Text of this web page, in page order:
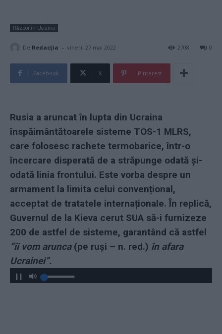
Război în Ucraina
De Redacţia - vineri, 27 mai 2022 0
2708
Facebook X Pinterest
Rusia a aruncat în lupta din Ucraina
înspăimântătoarele sisteme TOS-1 MLRS,
care folosesc rachete termobarice, într-o
încercare disperată de a străpunge odată și-
odată linia frontului. Este vorba despre un
armament la limita celui convențional,
acceptat de tratatele internaționale. În replică,
Guvernul de la Kieva cerut SUA să-i furnizeze
200 de astfel de sisteme, garantând că astfel
“îi vom arunca(pe ruși – n. red.) în afara
Ucrainei”.